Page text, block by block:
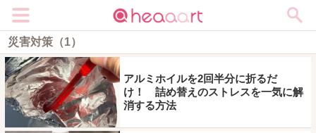
災害対策（1）
アルミホイルを2回半分に折るだ
け！ 詰め替えのストレスを一気に解
消する方法